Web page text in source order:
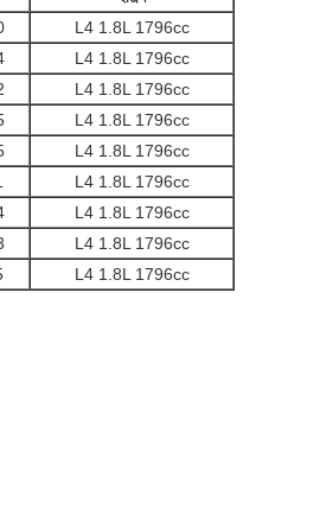
L4 1.8L 1796cc
L4 1.8L 1796cc
L4 1.8L 1796cc
L4 1.8L 1796cc
L4 1.8L 1796cc
L4 1.8L 1796cc
L4 1.8L 1796cc
L4 1.8L 1796cc
L4 1.8L 1796cc